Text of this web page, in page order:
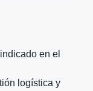
en el
logística y